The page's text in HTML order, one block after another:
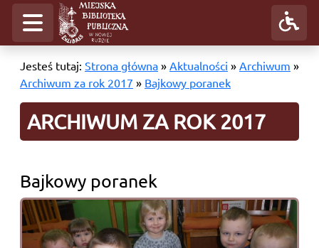
Jesteś tutaj: Strona główna » Aktualności » Archiwum »
Archiwum za rok 2017 » Bajkowy poranek
ARCHIWUM ZA ROK 2017
Bajkowy poranek